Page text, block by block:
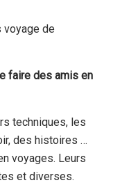
voyage de
faire des amis en
techniques, les
des histoires …
voyages. Leurs
et diverses.